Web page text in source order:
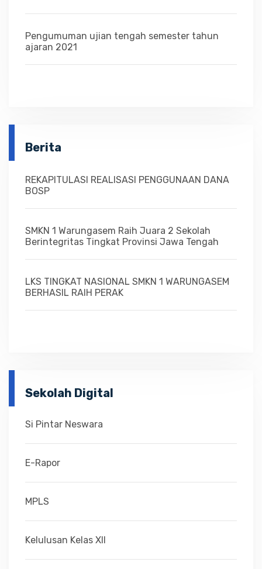
Pengumuman ujian tengah semester tahun
ajaran 2021
Berita
REKAPITULASI REALISASI PENGGUNAAN DANA
BOSP
SMKN 1 Warungasem Raih Juara 2 Sekolah
Berintegritas Tingkat Provinsi Jawa Tengah
LKS TINGKAT NASIONAL SMKN 1 WARUNGASEM
BERHASIL RAIH PERAK
Sekolah Digital
Si Pintar Neswara
E-Rapor
MPLS
Kelulusan Kelas XII